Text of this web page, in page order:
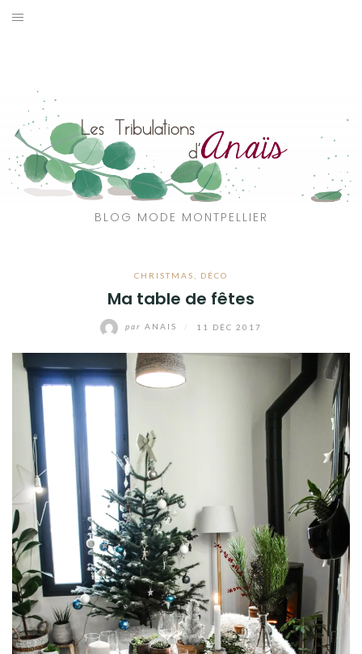
Aller
BLOG MODE MONTPELLIER
CHRISTMAS DÉCO
Ma table de fêtes
par ANAIS 11 DÉC 2017
CATÉGORIES
VOYAGE
MON DRESSING